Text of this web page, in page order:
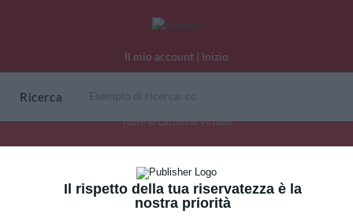
Il rispetto della tua riservatezza è la
nostra priorità
Il mio account | Inizio
Ricerca
Tutte le cartoline virtuali
Lungo WE